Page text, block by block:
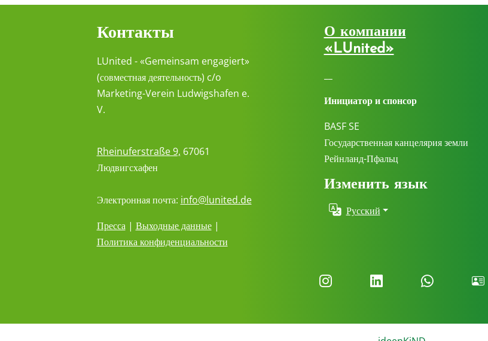
Контакты
LUnited - «Gemeinsam engagiert»
(совместная деятельность) c/o
Marketing-Verein Ludwigshafen e.
V.
Rheinuferstraße 9, 67061
Людвигсхафен
Электронная почта: info@lunited.de
Пресса| Выходные данные|
Политика конфиденциальности
О компании
«LUnited»
Инициатор и спонсор
BASF SE
Государственная канцелярия земли
Рейнланд-Пфальц
Изменить язык
Русский